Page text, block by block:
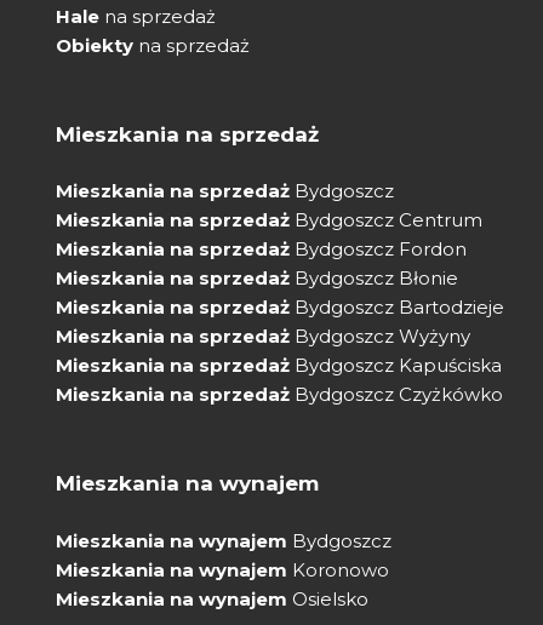
Hale na sprzedaż
Obiekty na sprzedaż
Mieszkania na sprzedaż
Mieszkania na sprzedaż Bydgoszcz
Mieszkania na sprzedaż Bydgoszcz Centrum
Mieszkania na sprzedaż Bydgoszcz Fordon
Mieszkania na sprzedaż Bydgoszcz Błonie
Mieszkania na sprzedaż Bydgoszcz Bartodzieje
Mieszkania na sprzedaż Bydgoszcz Wyżyny
Mieszkania na sprzedaż Bydgoszcz Kapuściska
Mieszkania na sprzedaż Bydgoszcz Czyżkówko
Mieszkania na wynajem
Mieszkania na wynajem Bydgoszcz
Mieszkania na wynajem Koronowo
Mieszkania na wynajem Osielsko